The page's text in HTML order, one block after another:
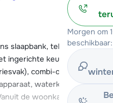
Morgen om
beschikbaar:
comfortabele
verdeeld over twee
zijn allemaal
een eigen
zuidwesten met vrij uitzicht
van La Vanoise.
slaapbank, televisie, DVD-
ingerichte keuken met o.a.
combi-oven,
waterkoker,
de woonkamer heb je